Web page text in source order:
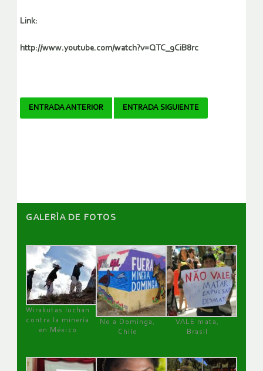
Link:
http://www.youtube.com/watch?v=QTC_9CiB8rc
Navegador
ENTRADA ANTERIOR ENTRADA SIGUIENTE
GALERÌA DE FOTOS
Wirakutas luchan
contra la minería
en México
No a Dominga,
Chile
VALE mata,
Brasil